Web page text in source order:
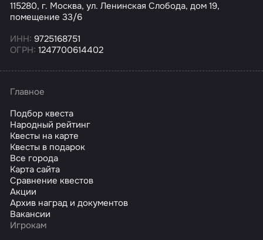
115280, г. Москва, ул. Ленинская Слобода, дом 19,
помещение 33/6
ИНН: 9725168751
ОГРН: 1247700614402
Главное
Подбор квеста
Народный рейтинг
Квесты на карте
Квесты в подарок
Все города
Карта сайта
Сравнение квестов
Акции
Архив наград и документов
Вакансии
Игрокам